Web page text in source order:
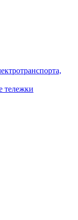
тележки